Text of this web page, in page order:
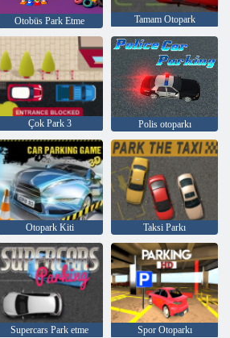
Otobüs Park Etme Tamam Otopark
Çok Park 3 Polis otoparkı
Otopark Kiti Taksi Parkı
Supercars Park etme Spor Otoparkı